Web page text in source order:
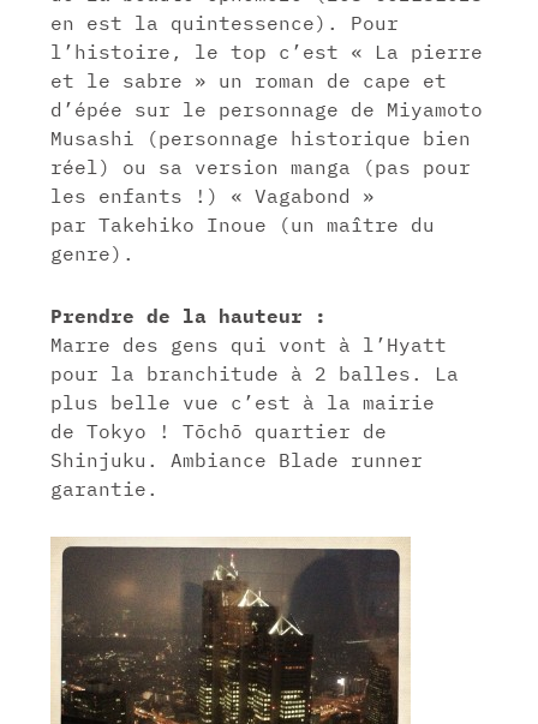
en est la quintessence). Pour
l’histoire, le top c’est « La pierre
et le sabre » un roman de cape et
d’épée sur le personnage de Miyamoto
Musashi (personnage historique bien
réel) ou sa version manga (pas pour
les enfants !) « Vagabond »
par Takehiko Inoue (un maître du
genre).
Prendre de la hauteur :
Marre des gens qui vont à l’Hyatt
pour la branchitude à 2 balles. La
plus belle vue c’est à la mairie
de Tokyo ! Tōchō quartier de
Shinjuku. Ambiance Blade runner
garantie.